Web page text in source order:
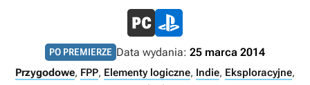
PO PREMIERZE Data wydania: 25 marca 2014
Przygodowe, FPP, Elementy logiczne, Indie, Eksploracyjne,